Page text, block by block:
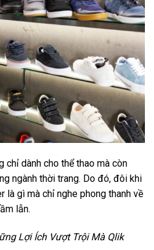
chỉ dành cho thể thao mà còn
ngành thời trang. Do đó, đôi khi
là gì mà chỉ nghe phong thanh về
lẫn.
Lợi Ích Vượt Trội Mà Qlik